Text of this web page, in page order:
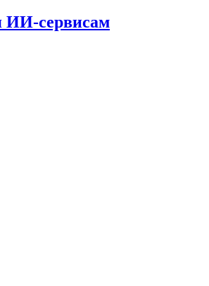
ИИ-сервисам